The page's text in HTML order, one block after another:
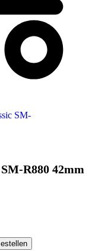
R880 42mm
schwarz Menge